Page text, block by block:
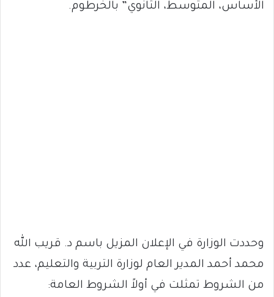
الأساس، المتوسط، الثانوي” بالخرطوم.
وحددت الوزارة في الإعلان المزيل باسم د. قريب الله
محمد أحمد المدير العام لوزارة التربية والتعليم، عدد
من الشروط تمثلت في أولاً الشروط العامة: